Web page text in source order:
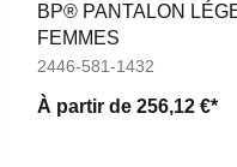
BP® PANTALON
FEMMES
2446-581-1432
À partir de 256,12 €*